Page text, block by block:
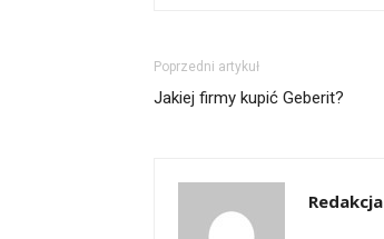
Poprzedni artykuł
Jakiej firmy kupić Geberit?
Redakcja